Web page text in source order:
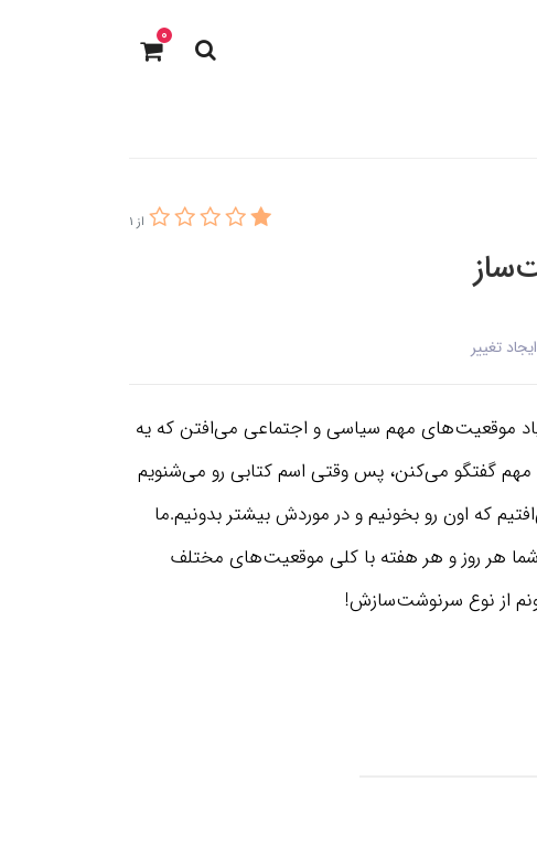
0
از 1
تغییر
موقعیت‌های مهم سیاسی و اجتماعی می‌افتن که یه
گفتگو می‌کنن، پس وقتی اسم کتابی رو می‌شنویم
که اون رو بخونیم و در موردش بیشتر بدونیم.ما
هر روز و هر هفته با کلی موقعیت‌های مختلف
از نوع سرنوشت‌سازش!